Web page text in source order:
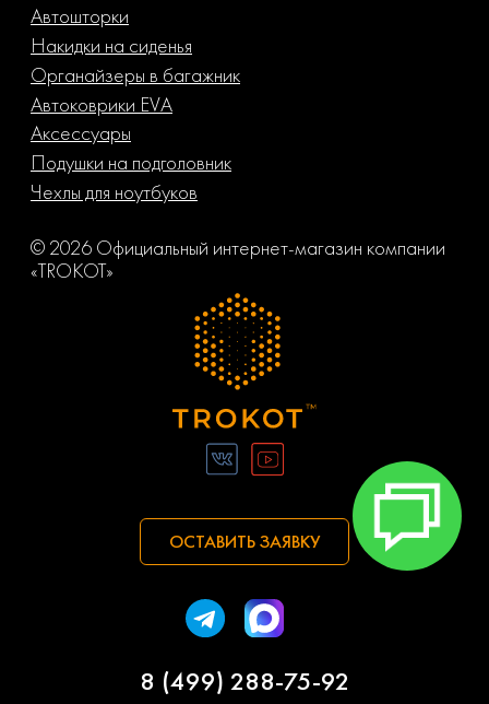
Автошторки
Накидки на сиденья
Органайзеры в багажник
Автоковрики EVA
Аксессуары
Подушки на подголовник
Чехлы для ноутбуков
© 2026 Официальный интернет-магазин компании
«TROKOT»
ОСТАВИТЬ ЗАЯВКУ
8 (499) 288-75-92